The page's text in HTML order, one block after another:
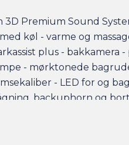
Premium Sound
køl - varme og
plus - bakkamera
- mørktonede
- LED for og
backuphorn og